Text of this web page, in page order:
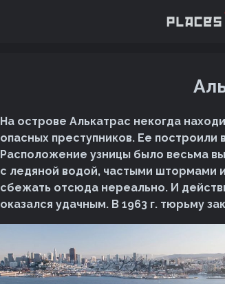
На острове Алькатрас некогда
опасных преступников. Ее построили
Расположение узницы было весьма
с ледяной водой, частыми штормами
сбежать отсюда нереально. И
оказался удачным. В 1963 г. тюрьму